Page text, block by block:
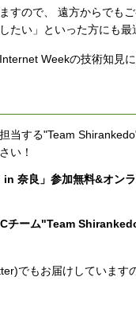
すので、 遠方からでも
たい」といった方にも最
Weekの技術知見に
当する"Team
い！
奈良」参加無料&オンラ
チーム"Team
でもお届けしています